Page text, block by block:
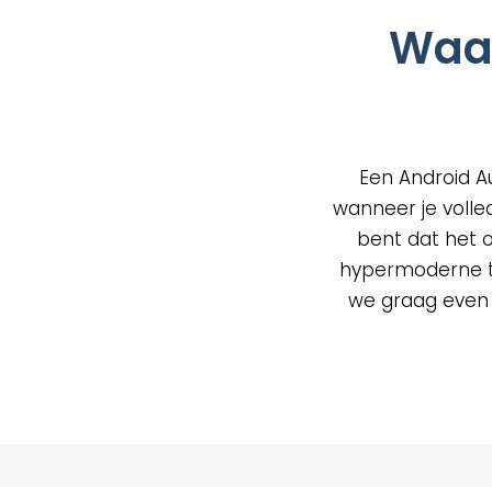
de
Een Android
wanneer je
bent dat het
hypermoderne
we graag